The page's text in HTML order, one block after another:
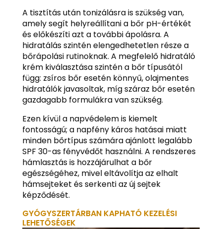
A tisztítás után tonizálásra is szükség van,
amely segít helyreállítani a bőr pH-értékét
és előkészíti azt a további ápolásra. A
hidratálás szintén elengedhetetlen része a
bőrápolási rutinoknak. A megfelelő hidratáló
krém kiválasztása szintén a bőr típusától
függ: zsíros bőr esetén könnyű, olajmentes
hidratálók javasoltak, míg száraz bőr esetén
gazdagabb formulákra van szükség.
Ezen kívül a napvédelem is kiemelt
fontosságú; a napfény káros hatásai miatt
minden bőrtípus számára ajánlott legalább
SPF 30-as fényvédőt használni. A rendszeres
hámlasztás is hozzájárulhat a bőr
egészségéhez, mivel eltávolítja az elhalt
hámsejteket és serkenti az új sejtek
képződését.
GYÓGYSZERTÁRBAN KAPHATÓ KEZELÉSI
LEHETŐSÉGEK